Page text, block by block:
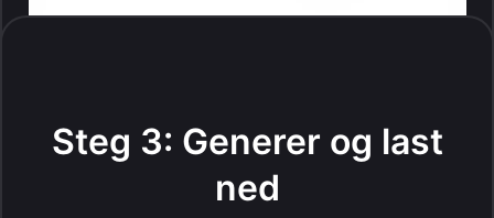
Steg 3: Generer og last
ned